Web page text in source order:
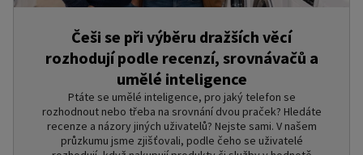
Češi se při výběru dražších věcí
rozhodují podle recenzí, srovnávačů a
umělé inteligence
Ptáte se umělé inteligence, pro jaký telefon se
rozhodnout nebo třeba na srovnání dvou praček? Hledáte
recenze a názory jiných uživatelů? Nejste sami. V našem
průzkumu jsme zjišťovali, podle čeho se uživatelé